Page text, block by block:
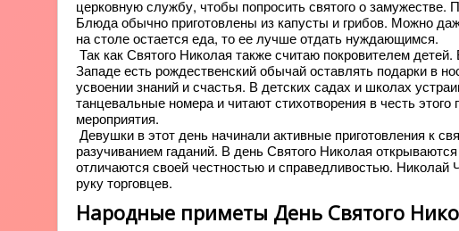
церковную службу, чтобы попросить святого о
Блюда обычно приготовлены из капусты и грибов. Можно
на столе остается еда, то ее лучше отдать нуждающимся.
Так как Святого Николая также считаю покровителем
Западе есть рождественский обычай оставлять подарки в
усвоении знаний и счастья. В детских садах и школах
танцевальные номера и читают стихотворения в честь
мероприятия.
Девушки в этот день начинали активные приготовления к
разучиванием гаданий. В день Святого Николая
отличаются своей честностью и справедливостью. Николай
руку торговцев.
Народные приметы День Святого